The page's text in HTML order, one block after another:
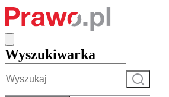
Wyszukiwarka
Szukaj